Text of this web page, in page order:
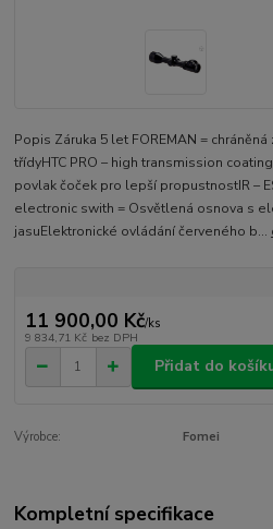
Popis Záruka 5 let FOREMAN =
třídyHTC PRO – high transmission
povlak čoček pro lepší propustnostIR –
electronic swith = Osvětlená osnova s
jasuElektronické ovládání červeného b...
11 900,00 Kč/ks
9 834,71 Kč bez DPH
Přidat do
Výrobce: Fomei
Kompletní specifikace